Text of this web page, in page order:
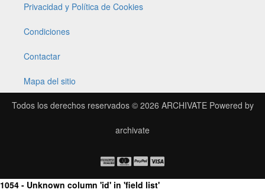
Privacidad y Política de Cookies
Condiciones
Contactar
Mapa del sitio
Todos los derechos reservados © 2026 ARCHIVATEPowered by
archivate
1054 - Unknown column 'id' in 'field list'